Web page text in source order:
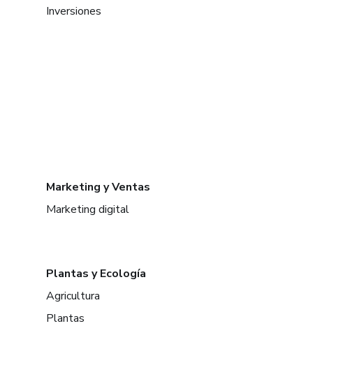
Inversiones
Marketing y Ventas
Marketing digital
Plantas y Ecología
Agricultura
Plantas